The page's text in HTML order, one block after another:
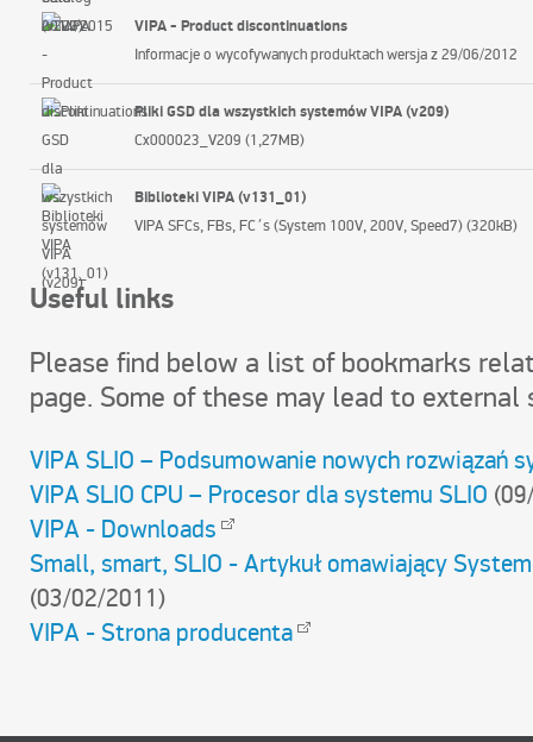
VIPA - Product discontinuations
Informacje o wycofywanych produktach wersja z 29/06/2012
Pliki GSD dla wszystkich systemów VIPA (v209)
Cx000023_V209 (1,27MB)
Biblioteki VIPA (v131_01)
VIPA SFCs, FBs, FC´s (System 100V, 200V, Speed7) (320kB)
Useful links
Please find below a list of bookmarks
page. Some of these may lead to external
VIPA SLIO – Podsumowanie nowych rozwiązań
VIPA SLIO CPU – Procesor dla systemu SLIO
VIPA - Downloads
Small, smart, SLIO - Artykuł omawiający
(03/02/2011)
VIPA - Strona producenta